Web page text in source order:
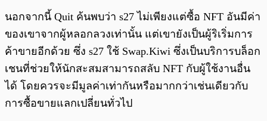
นอกจากนี้ Quit ค้นพบว่า s27 ไม่เพียงแต่ซื้อ NFT อันมีค่า
ของเขาจากผู้หลอกลวงเท่านั้น แต่เขายังเป็นผู้ริเริ่มการ
ค้าขายอีกด้วย ซึ่ง s27 ใช้ Swap.Kiwi ซึ่งเป็นบริการบล็อก
เชนที่ช่วยให้นักสะสมสามารถสลับ NFT กับผู้ใช้งานอื่น
ได้ โดยควรจะมีมูลค่าเท่ากันหรือมากกว่าเช่นเดียวกับ
การซื้อขายแลกเปลี่ยนทั่วไป